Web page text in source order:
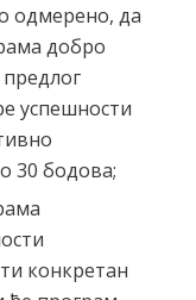
одмерено, да
добро
успешности
30 бодова;
конкретан